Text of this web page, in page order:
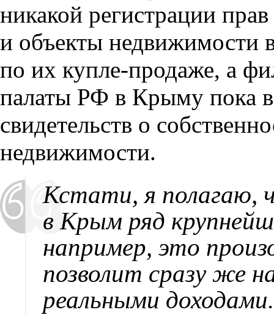
никакой регистрации
и объекты недвижимости
по их купле-продаже, а
палаты РФ в Крыму пока
свидетельств о
недвижимости.
Кстати, я полагаю,
в Крым ряд
например, это
позволит сразу же
реальными доходами.